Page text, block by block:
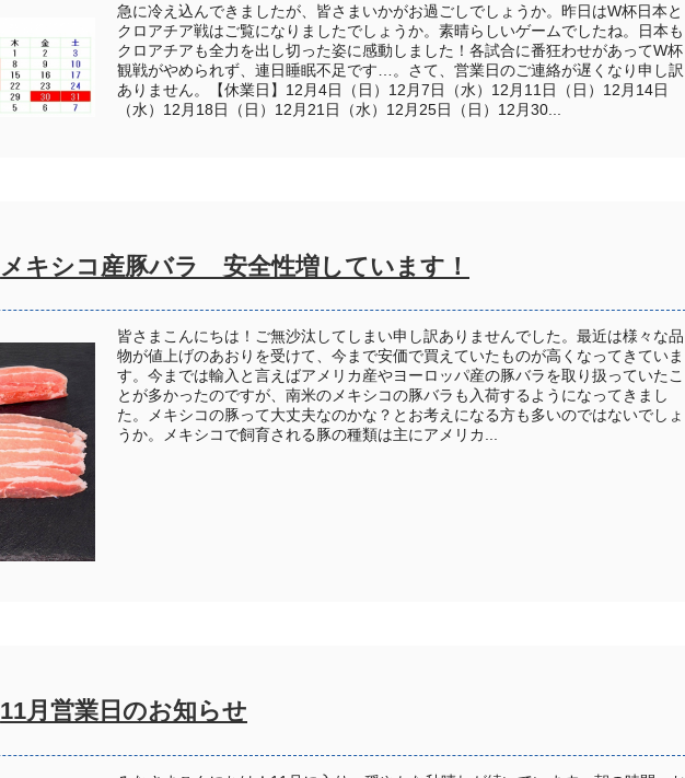
急に冷え込んできましたが、皆さまいかがお過ごしでしょうか。昨日はW杯日本と
クロアチア戦はご覧になりましたでしょうか。素晴らしいゲームでしたね。日本も
クロアチアも全力を出し切った姿に感動しました！各試合に番狂わせがあってW杯
観戦がやめられず、連日睡眠不足です…。さて、営業日のご連絡が遅くなり申し訳
ありません。【休業日】12月4日（日）12月7日（水）12月11日（日）12月14日
（水）12月18日（日）12月21日（水）12月25日（日）12月30...
メキシコ産豚バラ 安全性増しています！
皆さまこんにちは！ご無沙汰してしまい申し訳ありませんでした。最近は様々な品
物が値上げのあおりを受けて、今まで安価で買えていたものが高くなってきていま
す。今までは輸入と言えばアメリカ産やヨーロッパ産の豚バラを取り扱っていたこ
とが多かったのですが、南米のメキシコの豚バラも入荷するようになってきまし
た。メキシコの豚って大丈夫なのかな？とお考えになる方も多いのではないでしょ
うか。メキシコで飼育される豚の種類は主にアメリカ...
11月営業日のお知らせ